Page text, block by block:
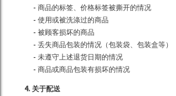
- 商品的标签、价格标签被撕开的情况
- 使用或被洗涤过的商品
- 被顾客损坏的商品
- 丢失商品包装的情况（包装袋、包装盒等）
- 未遵守上述退货日期的情况
- 商品或商品包装有损坏的情况
4. 关于配送